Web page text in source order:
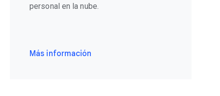
personal en la nube.
Más información